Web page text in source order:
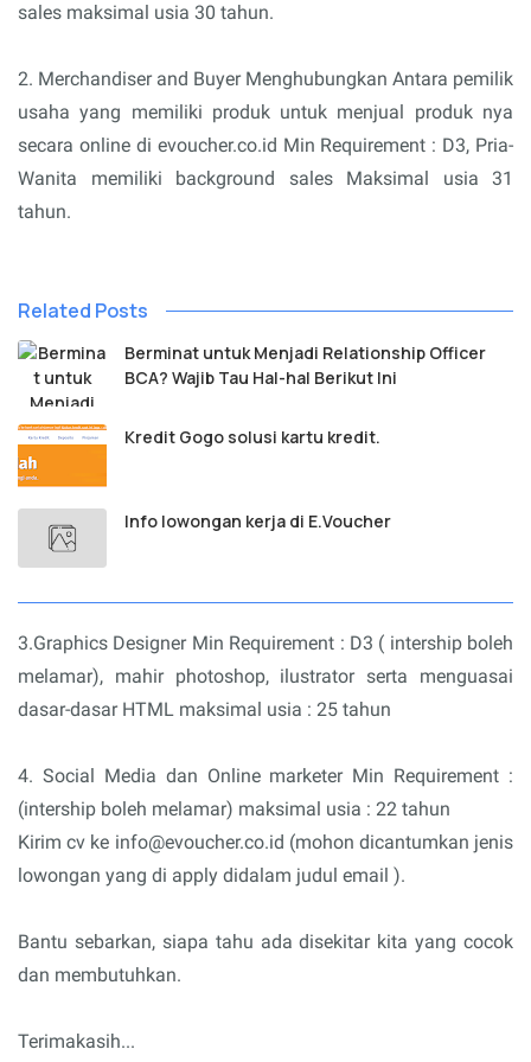
sales maksimal usia 30 tahun.
2. Merchandiser and Buyer Menghubungkan Antara pemilik
usaha yang memiliki produk untuk menjual produk nya
secara online di evoucher.co.id Min Requirement : D3, Pria-
Wanita memiliki background sales Maksimal usia 31
tahun.
Related Posts
Berminat untuk Menjadi Relationship Officer
BCA? Wajib Tau Hal-hal Berikut Ini
Kredit Gogo solusi kartu kredit.
Info lowongan kerja di E.Voucher
3.Graphics Designer Min Requirement : D3 ( intership boleh
melamar), mahir photoshop, ilustrator serta menguasai
dasar-dasar HTML maksimal usia : 25 tahun
4. Social Media dan Online marketer Min Requirement :
(intership boleh melamar) maksimal usia : 22 tahun
Kirim cv ke info@evoucher.co.id (mohon dicantumkan jenis
lowongan yang di apply didalam judul email ).
Bantu sebarkan, siapa tahu ada disekitar kita yang cocok
dan membutuhkan.
Terimakasih...